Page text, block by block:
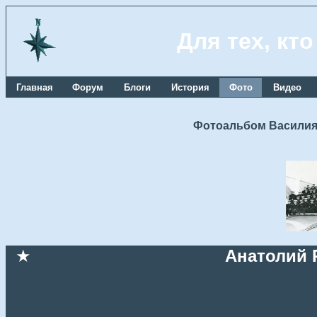
Для тех,
Главная Форум Блоги История Фото Видео
Фотоальбом
★ Анатолий